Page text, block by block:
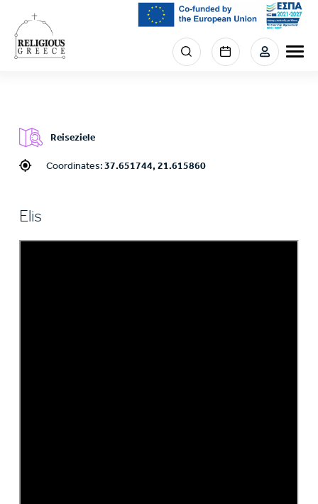
main
content
Menu
section
Reiseziele
Coordinates:37.651744, 21.615860
Elis